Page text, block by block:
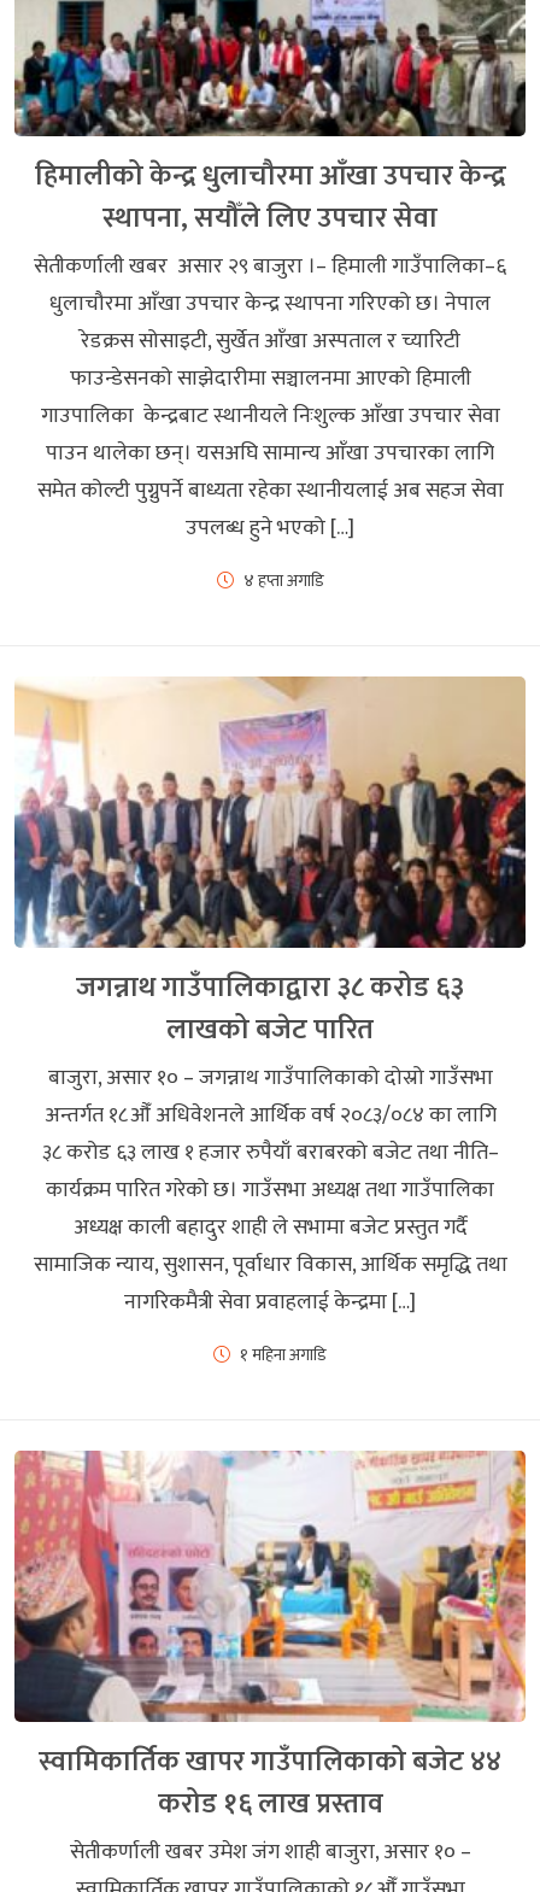
हिमालीको केन्द्र धुलाचौरमा आँखा उपचार केन्द्र
स्थापना, सयौँले लिए उपचार सेवा
सेतीकर्णाली खबर असार २९ बाजुरा ।– हिमाली गाउँपालिका–६
धुलाचौरमा आँखा उपचार केन्द्र स्थापना गरिएको छ। नेपाल
रेडक्रस सोसाइटी, सुर्खेत आँखा अस्पताल र च्यारिटी
फाउन्डेसनको साझेदारीमा सञ्चालनमा आएको हिमाली
गाउपालिका केन्द्रबाट स्थानीयले निःशुल्क आँखा उपचार सेवा
पाउन थालेका छन्। यसअघि सामान्य आँखा उपचारका लागि
समेत कोल्टी पुग्नुपर्ने बाध्यता रहेका स्थानीयलाई अब सहज सेवा
उपलब्ध हुने भएको […]
४ हप्ता अगाडि
जगन्नाथ गाउँपालिकाद्वारा ३८ करोड ६३
लाखको बजेट पारित
बाजुरा, असार १० – जगन्नाथ गाउँपालिकाको दोस्रो गाउँसभा
अन्तर्गत १८औँ अधिवेशनले आर्थिक वर्ष २०८३/०८४ का लागि
३८ करोड ६३ लाख १ हजार रुपैयाँ बराबरको बजेट तथा नीति–
कार्यक्रम पारित गरेको छ। गाउँसभा अध्यक्ष तथा गाउँपालिका
अध्यक्ष काली बहादुर शाही ले सभामा बजेट प्रस्तुत गर्दै
सामाजिक न्याय, सुशासन, पूर्वाधार विकास, आर्थिक समृद्धि तथा
नागरिकमैत्री सेवा प्रवाहलाई केन्द्रमा […]
१ महिना अगाडि
स्वामिकार्तिक खापर गाउँपालिकाको बजेट ४४
करोड १६ लाख प्रस्ताव
सेतीकर्णाली खबर उमेश जंग शाही बाजुरा, असार १० –